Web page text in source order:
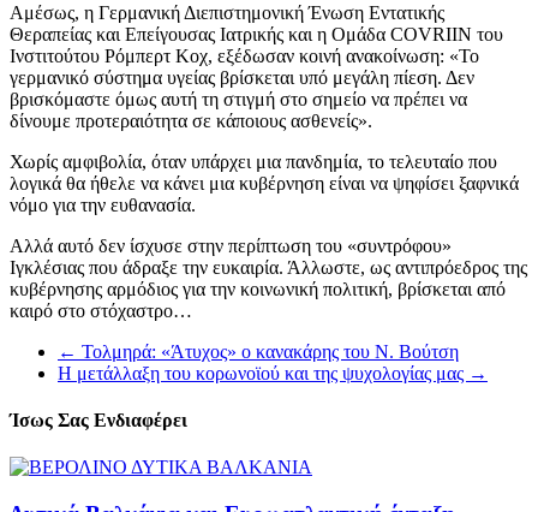
Αμέσως, η Γερμανική Διεπιστημονική Ένωση Εντατικής
Θεραπείας και Επείγουσας Ιατρικής και η Ομάδα COVRIIN του
Ινστιτούτου Ρόμπερτ Κοχ, εξέδωσαν κοινή ανακοίνωση: «Το
γερμανικό σύστημα υγείας βρίσκεται υπό μεγάλη πίεση. Δεν
βρισκόμαστε όμως αυτή τη στιγμή στο σημείο να πρέπει να
δίνουμε προτεραιότητα σε κάποιους ασθενείς».
Χωρίς αμφιβολία, όταν υπάρχει μια πανδημία, το τελευταίο που
λογικά θα ήθελε να κάνει μια κυβέρνηση είναι να ψηφίσει ξαφνικά
νόμο για την ευθανασία.
Αλλά αυτό δεν ίσχυσε στην περίπτωση του «συντρόφου»
Ιγκλέσιας που άδραξε την ευκαιρία. Άλλωστε, ως αντιπρόεδρος της
κυβέρνησης αρμόδιος για την κοινωνική πολιτική, βρίσκεται από
καιρό στο στόχαστρο…
← Τολμηρά: «Άτυχος» ο κανακάρης του Ν. Βούτση
Η μετάλλαξη του κορωνοϊού και της ψυχολογίας μας →
Ίσως Σας Ενδιαφέρει